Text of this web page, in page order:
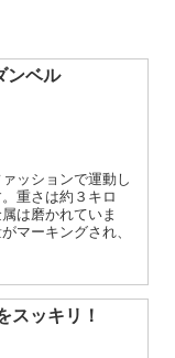
ンベル
ッションで運動し
重さは約３キロ
は磨かれていま
マーキングされ、
スッキリ！